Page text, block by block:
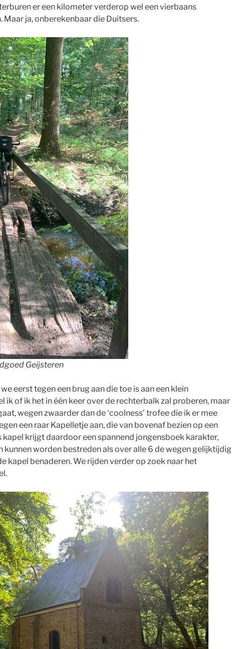
er een kilometer verderop wel een vierbaans
ja, onberekenbaar die Duitsers.
Geijsteren
eerst tegen een brug aan die toe is aan een klein
ik of ik het in één keer over de rechterbalk zal proberen, maar
wegen zwaarder dan de ‘coolness’ trofee die ik er mee
een raar Kapelletje aan, die van bovenaf bezien op een
krijgt daardoor een spannend jongensboek karakter,
kunnen worden bestreden als over alle 6 de wegen gelijktijdig
kapel benaderen. We rijden verder op zoek naar het